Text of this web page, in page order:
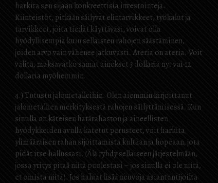
harkita sen sijaan konkreettisia investointeja.
Kiinteistöt, pitkään säilyvät elintarvikkeet, työkalut ja
tarvikkeet, joita tiedät käyttäväsi, voivat olla
hyödyllisempiä kuin sellaisten rahojen säästäminen,
joiden arvo vain vähenee jatkuvasti. Ateria on ateria. Voit
valita, maksavatko samat ainekset 3 dollaria nyt vai 12
dollaria myöhemmin.
4.) Tutustu jalometalleihin. Olen aiemmin kirjoittanut
jalometallien merkityksestä rahojen säilyttämisessä. Kun
sinulla on käteisen hätärahaston ja aineellisten
hyödykkeiden avulla katetut perusteet, voit harkita
ylimääräisen rahan sijoittamista kultaan ja hopeaan, jota
pidät itse hallussasi. (Älä ryhdy sellaiseen järjestelmään,
jossa yritys pitää niitä puolestasi – jos sinulla ei ole niitä,
et omista niitä). Jos haluat lisää neuvoja asiantuntijoilta